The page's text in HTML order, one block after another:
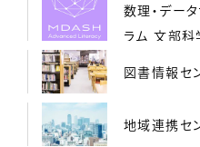
数理・デー
ラム 文部
図書情報セ
地域連携セ